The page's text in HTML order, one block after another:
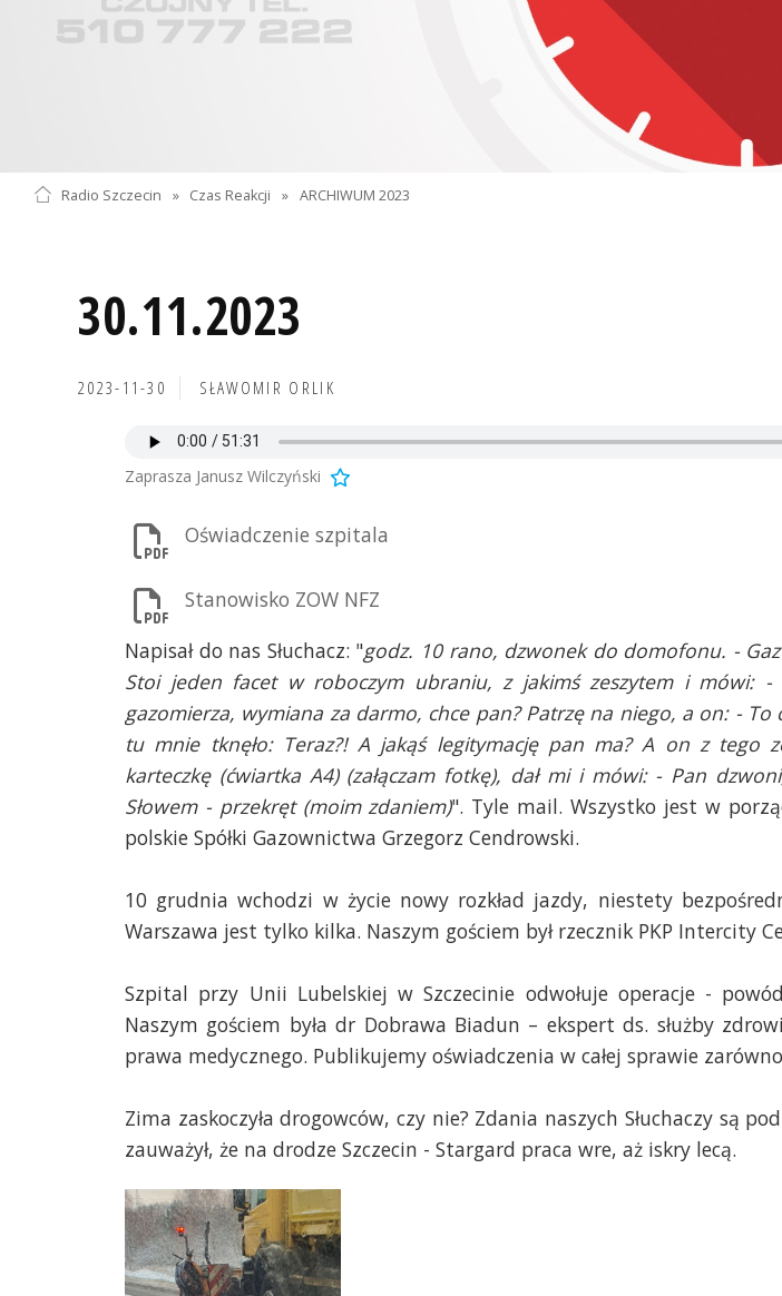
Radio Szczecin » Czas Reakcji » ARCHIWUM 2023
30.11.2023
2023-11-30 SŁAWOMIR ORLIK
Zaprasza Janusz Wilczyński
Oświadczenie szpitala
Stanowisko ZOW NFZ
Napisał do nas Słuchacz: "godz. 10 rano, dzwonek do domofonu. -
Stoi jeden facet w roboczym ubraniu, z jakimś zeszytem i mówi:
gazomierza, wymiana za darmo, chce pan? Patrzę na niego, a on: - To
tu mnie tknęło: Teraz?! A jakąś legitymację pan ma? A on z tego
karteczkę (ćwiartka A4) (załączam fotkę), dał mi i mówi: - Pan
Słowem - przekręt (moim zdaniem)". Tyle mail. Wszystko jest w
polskie Spółki Gazownictwa Grzegorz Cendrowski.
10 grudnia wchodzi w życie nowy rozkład jazdy, niestety
Warszawa jest tylko kilka. Naszym gościem był rzecznik PKP Intercity
Szpital przy Unii Lubelskiej w Szczecinie odwołuje operacje -
Naszym gościem była dr Dobrawa Biadun – ekspert ds. służby
prawa medycznego. Publikujemy oświadczenia w całej sprawie
Zima zaskoczyła drogowców, czy nie? Zdania naszych Słuchaczy są
zauważył, że na drodze Szczecin - Stargard praca wre, aż iskry lecą.